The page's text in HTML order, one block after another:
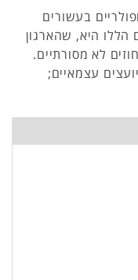
בעשורים
היא, שהארגון
לא מסורתיים.
עצמאיים;